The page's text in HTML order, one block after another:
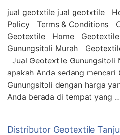
jual geotxtile jual geotxtile
Policy Terms & Conditions
Geotextile Home
Gunungsitoli Murah
Jual Geotextile Gunungsitoli
apakah Anda sedang mencari
Gunungsitoli dengan harga
Anda berada di tempat yang …
Distributor Geotextile